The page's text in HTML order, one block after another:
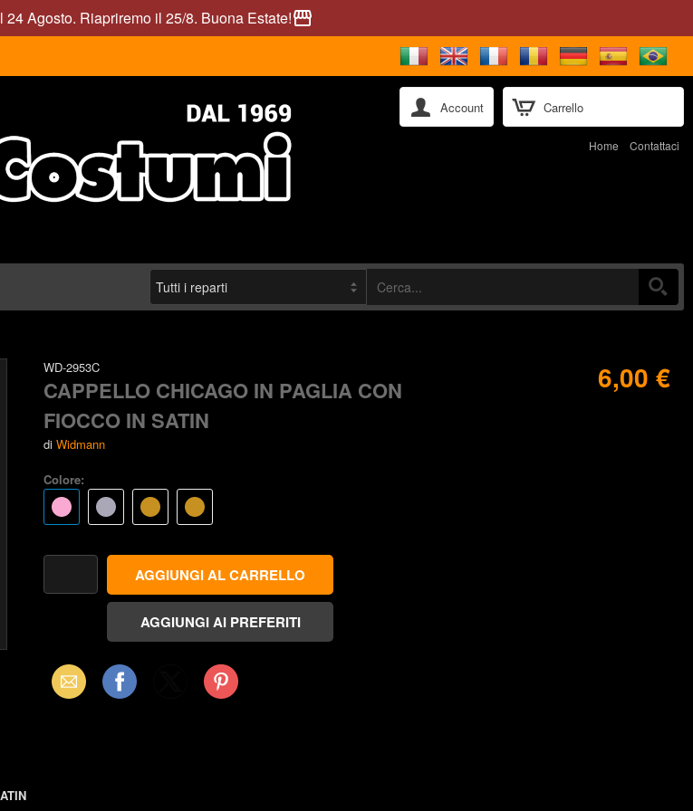
24 Agosto. Riapriremo il 25/8. Buona Estate!storefront
Carrello
Account
Home Contattaci
WD-2953C
CAPPELLO CHICAGO IN PAGLIA CON
FIOCCO IN SATIN
di Widmann
Colore:
6,00 €
Email Facebook Pinterest